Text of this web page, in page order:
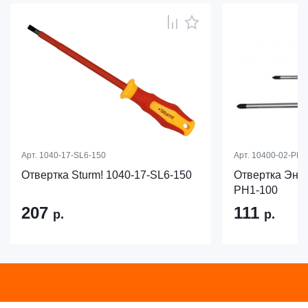
Арт. 1040-17-SL6-150
Отвертка Sturm! 1040-17-SL6-150
207 р.
Арт. 10400-02-
Отвертка
PH1-100
111 р.